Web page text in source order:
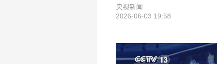
央视新闻
2026-06-03 19:58